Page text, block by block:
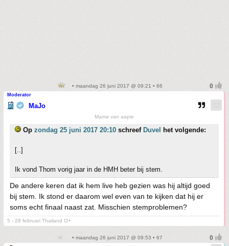
• maandag 26 juni 2017 @ 09:21 • 66
Moderator
MaJo
Mama van aapie
Op zondag 25 juni 2017 20:10 schreef Duvel het volgende:
[..]
Ik vond Thom vorig jaar in de HMH beter bij stem.
De andere keren dat ik hem live heb gezien was hij altijd goed
bij stem. Ik stond er daarom wel even van te kijken dat hij er
soms echt finaal naast zat. Misschien stemproblemen?
5 - 28 februari Thailand O+
• maandag 26 juni 2017 @ 09:53 • 67